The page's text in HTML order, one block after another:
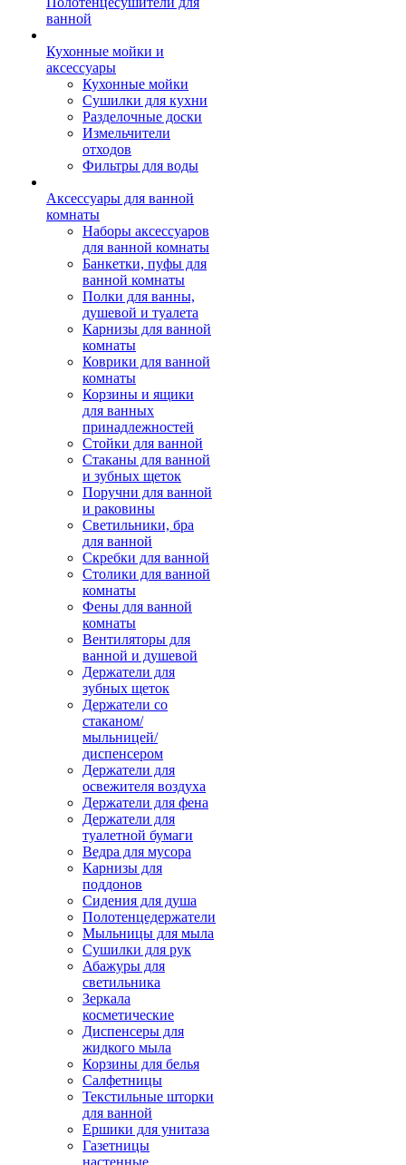
ванной
Кухонные мойки и
аксессуары
Кухонные мойки
Сушилки для кухни
Разделочные доски
Измельчители
отходов
Фильтры для воды
Аксессуары для ванной
комнаты
Наборы аксессуаров
для ванной комнаты
Банкетки, пуфы для
ванной комнаты
Полки для ванны,
душевой и туалета
Карнизы для ванной
комнаты
Коврики для ванной
комнаты
Корзины и ящики
для ванных
принадлежностей
Стойки для ванной
Стаканы для ванной
и зубных щеток
Поручни для ванной
и раковины
Светильники, бра
для ванной
Скребки для ванной
Столики для ванной
комнаты
Фены для ванной
комнаты
Вентиляторы для
ванной и душевой
Держатели для
зубных щеток
Держатели со
стаканом/
мыльницей/
диспенсером
Держатели для
освежителя воздуха
Держатели для фена
Держатели для
туалетной бумаги
Ведра для мусора
Карнизы для
поддонов
Сидения для душа
Полотенцедержатели
Мыльницы для мыла
Сушилки для рук
Абажуры для
светильника
Зеркала
косметические
Диспенсеры для
жидкого мыла
Корзины для белья
Салфетницы
Текстильные шторки
для ванной
Ершики для унитаза
Газетницы
настенные